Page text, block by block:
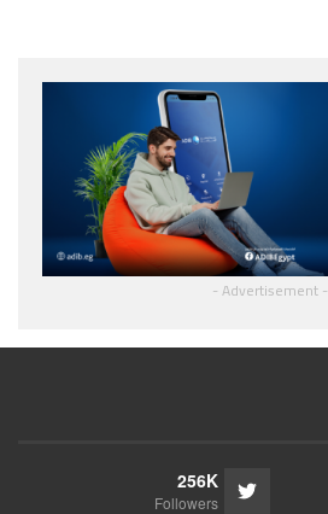
- Advertisement -
256K
Followers